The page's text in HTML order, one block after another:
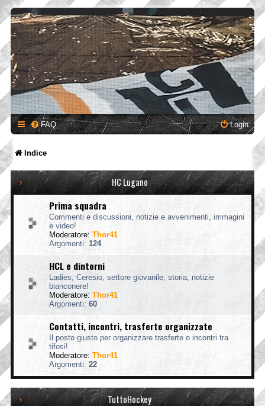
FAQ Login
Indice
HC Lugano
Prima squadra
Commenti e discussioni, notizie e avvenimenti, immagini
e video!
Moderatore: Thor41
Argomenti: 124
HCL e dintorni
Ladies, Ceresio, settore giovanile, storia, notizie
bianconere!
Moderatore: Thor41
Argomenti: 60
Contatti, incontri, trasferte organizzate
Il posto giusto per organizzare trasferte o incontri tra
tifosi!
Moderatore: Thor41
Argomenti: 22
TuttoHockey